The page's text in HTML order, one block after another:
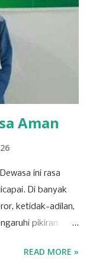
utara Dusun
badak
yang sering
terbanglah ke
Cisantana-
sudah disebut
Aman
ini rasa
Di banyak
ketidak-adilan,
pikiran
READ MORE »